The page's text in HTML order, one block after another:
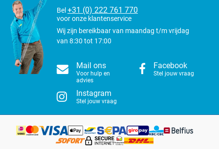
Bel +31 (0) 222 761 770
voor onze klantenservice
Wij zijn bereikbaar van maandag t/m vrijdag
van 8:30 tot 17:00
Mail ons
Voor hulp en
advies
Facebook
Stel jouw vraag
Instagram
Stel jouw vraag